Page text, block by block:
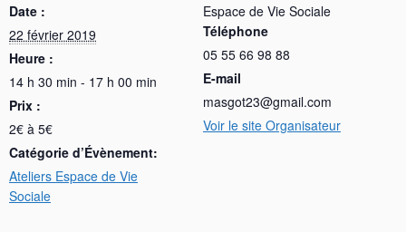
Date :
22 février 2019
Heure :
14 h 30 min - 17 h 00 min
Prix :
2€ à 5€
Catégorie d’Évènement:
Ateliers Espace de Vie
Sociale
Espace de Vie Sociale
Téléphone
05 55 66 98 88
E-mail
masgot23@gmail.com
Voir le site Organisateur